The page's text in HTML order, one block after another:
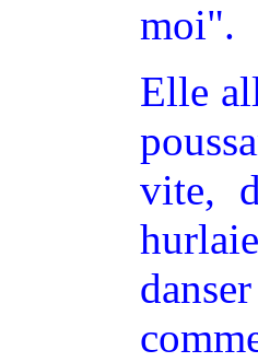
moi".
Elle
vite,